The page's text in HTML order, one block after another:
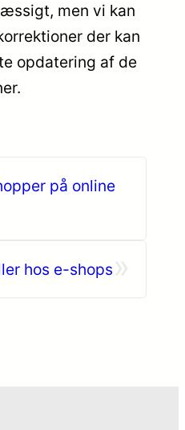
men vi kan
der kan
opdatering af de
på online
hos e-shops